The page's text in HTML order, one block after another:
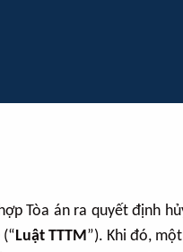
Tòa án ra quyết định
Luật TTTM”). Khi đó,